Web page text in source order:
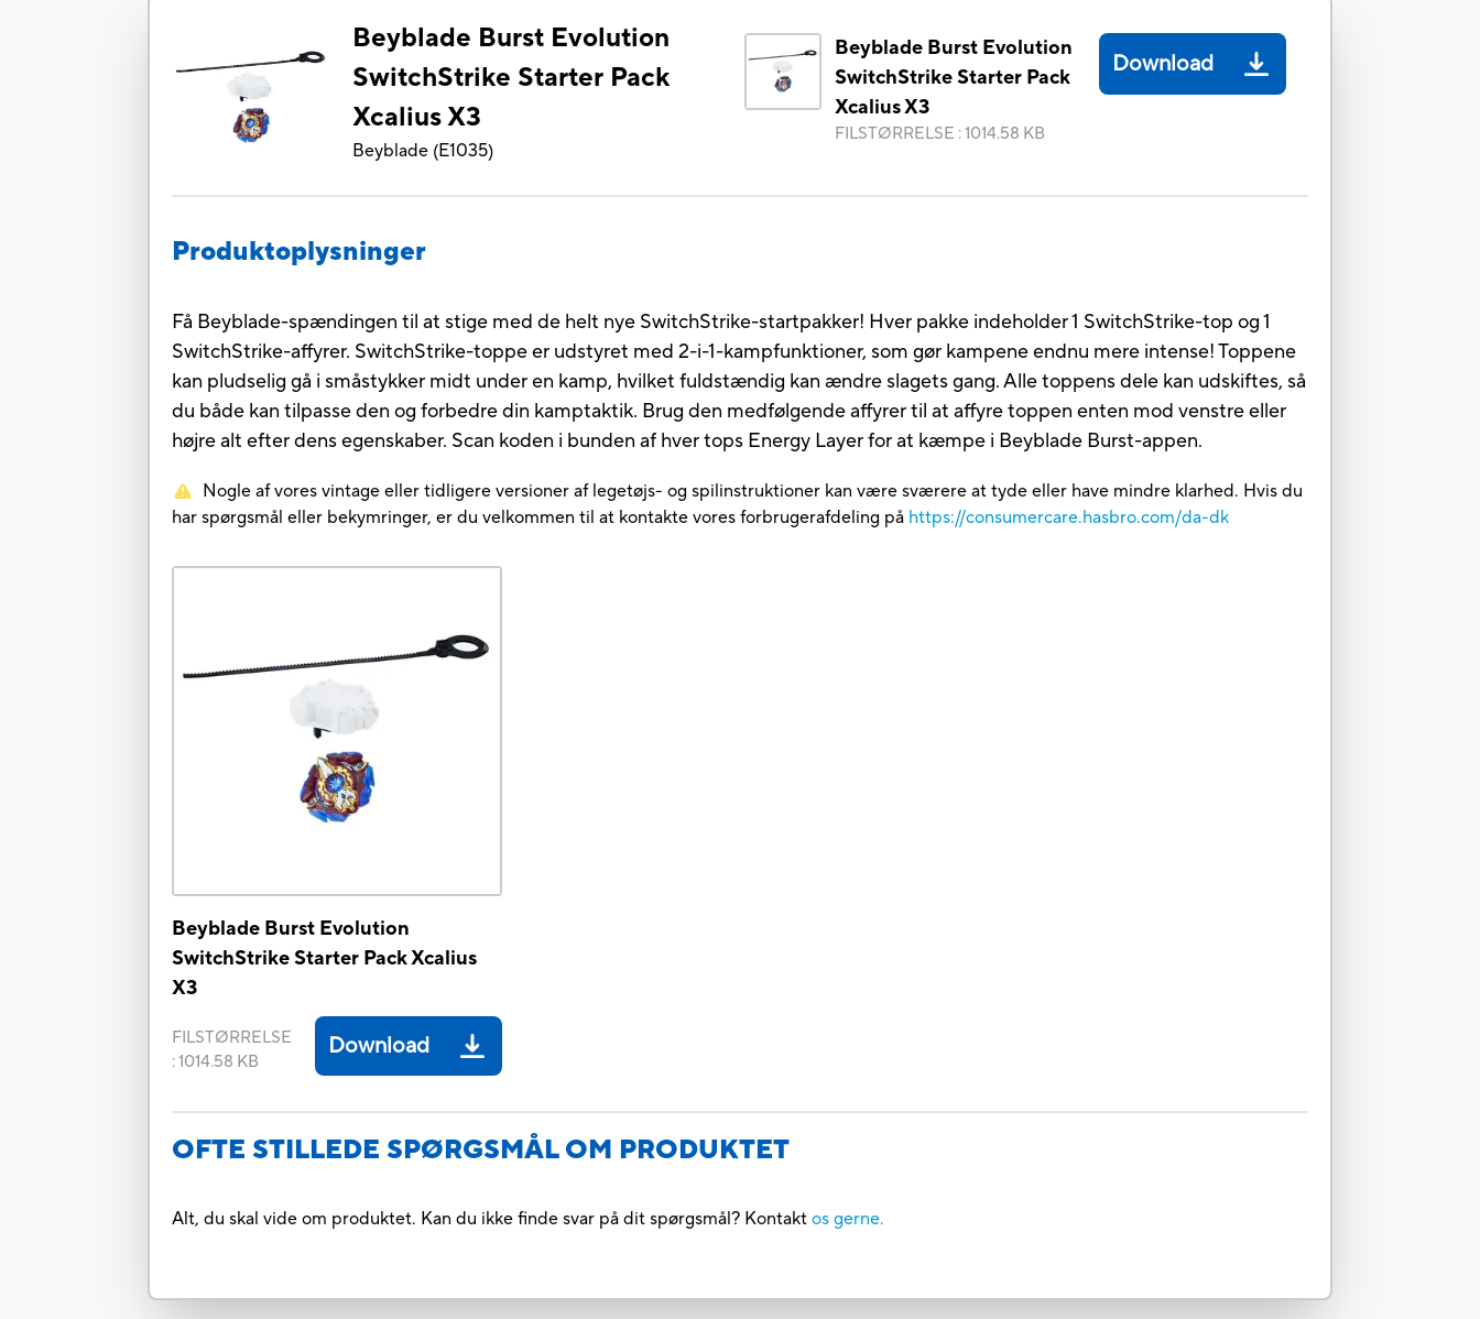
Beyblade Burst Evolution
SwitchStrike Starter Pack
Xcalius X3
Beyblade (E1035)
Beyblade Burst Evolution
SwitchStrike Starter Pack
Xcalius X3
FILSTØRRELSE :1014.58 KB
Download
Produktoplysninger
Få Beyblade-spændingen til at stige med de helt nye SwitchStrike-startpakker! Hver pakke indeholder 1 SwitchStrike-top og 1
SwitchStrike-affyrer. SwitchStrike-toppe er udstyret med 2-i-1-kampfunktioner, som gør kampene endnu mere intense! Toppene
kan pludselig gå i småstykker midt under en kamp, hvilket fuldstændig kan ændre slagets gang. Alle toppens dele kan udskiftes, så
du både kan tilpasse den og forbedre din kamptaktik. Brug den medfølgende affyrer til at affyre toppen enten mod venstre eller
højre alt efter dens egenskaber. Scan koden i bunden af hver tops Energy Layer for at kæmpe i Beyblade Burst-appen.
Nogle af vores vintage eller tidligere versioner af legetøjs- og spilinstruktioner kan være sværere at tyde eller have mindre klarhed. Hvis du
har spørgsmål eller bekymringer, er du velkommen til at kontakte vores forbrugerafdeling på https://consumercare.hasbro.com/da-dk
Beyblade Burst Evolution
SwitchStrike Starter Pack Xcalius
X3
FILSTØRRELSE
:1014.58 KB
Download
OFTE STILLEDE SPØRGSMÅL OM PRODUKTET
Alt, du skal vide om produktet. Kan du ikke finde svar på dit spørgsmål? Kontaktos gerne.